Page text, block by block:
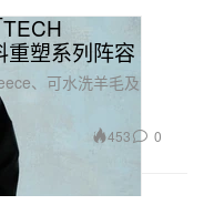
塑系列阵容
、可水洗羊毛及
453 0